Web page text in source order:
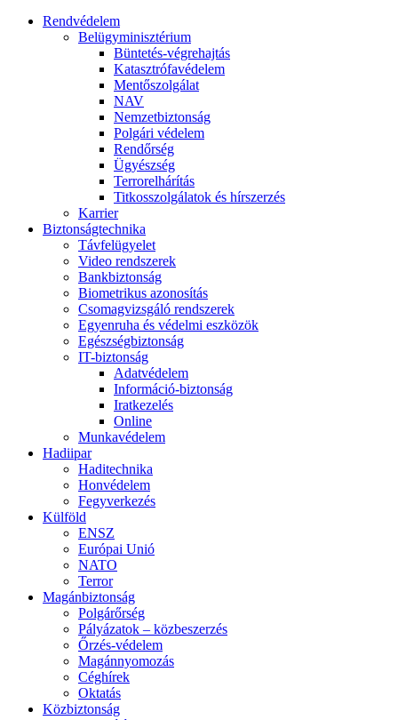
Rendvédelem
Belügyminisztérium
Büntetés-végrehajtás
Katasztrófavédelem
Mentőszolgálat
NAV
Nemzetbiztonság
Polgári védelem
Rendőrség
Ügyészség
Terrorelhárítás
Titkosszolgálatok és hírszerzés
Karrier
Biztonságtechnika
Távfelügyelet
Video rendszerek
Bankbiztonság
Biometrikus azonosítás
Csomagvizsgáló rendszerek
Egyenruha és védelmi eszközök
Egészségbiztonság
IT-biztonság
Adatvédelem
Információ-biztonság
Iratkezelés
Online
Munkavédelem
Hadiipar
Haditechnika
Honvédelem
Fegyverkezés
Külföld
ENSZ
Európai Unió
NATO
Terror
Magánbiztonság
Polgárőrség
Pályázatok – közbeszerzés
Őrzés-védelem
Magánnyomozás
Céghírek
Oktatás
Közbiztonság